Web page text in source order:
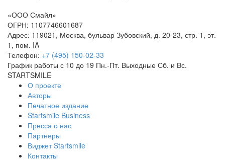
«ООО Смайл»
ОГРН: 1107746601687
Адрес: 119021 , Москва, бульвар Зубовский, д. 20-23, стр. 1, эт.
1, пом. IA
Телефон: +7 (495) 150-02-33
График работы с 10 до 19 Пн.-Пт. Выходные Сб. и Вс.
STARTSMILE
О проекте
Авторы
Печатное издание
Startsmile Business
Пресса о нас
Партнеры
Виджет Startsmile
Контакты